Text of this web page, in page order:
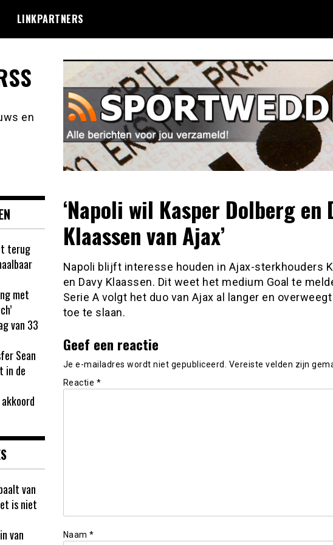
LINKPARTNERS
en
‘Napoli wil Kasper Dolberg en
Klaassen van Ajax’
Napoli blijft interesse houden in Ajax-sterkhouders
en Davy Klaassen. Dit weet het medium Goal te
Serie A volgt het duo van Ajax al langer en
toe te slaan.
Geef een reactie
Je e-mailadres wordt niet gepubliceerd. Vereiste velden zijn
Reactie *
Naam *
terug
met
van 33
Sean
in de
van
is niet
van